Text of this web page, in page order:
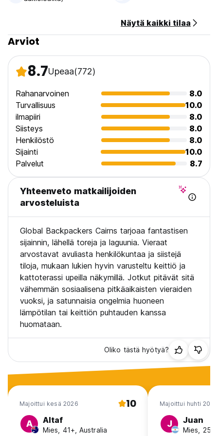
Näytä kaikki tilaa
Arviot
8.7Upeaa(772)
Rahanarvoinen
8.0
Turvallisuus
10.0
ilmapiiri
8.0
Siisteys
8.0
Henkilöstö
8.0
Sijainti
10.0
Palvelut
8.7
Yhteenveto matkailijoiden
arvosteluista
Global Backpackers Cairns tarjoaa fantastisen
sijainnin, lähellä toreja ja laguunia. Vieraat
arvostavat avuliasta henkilökuntaa ja siistejä
tiloja, mukaan lukien hyvin varusteltu keittiö ja
kattoterassi upeilla näkymillä. Jotkut pitävät sitä
vähemmän sosiaalisena pitkäaikaisten vieraiden
vuoksi, ja satunnaisia ongelmia huoneen
lämpötilan tai keittiön puhtauden kanssa
huomataan.
Oliko tästä hyötyä?
Majoittui kesä 2026 10
A Altaf
Mies, 41+, Australia
Majoittui huhti 2026
J Juan
Mies, 25-